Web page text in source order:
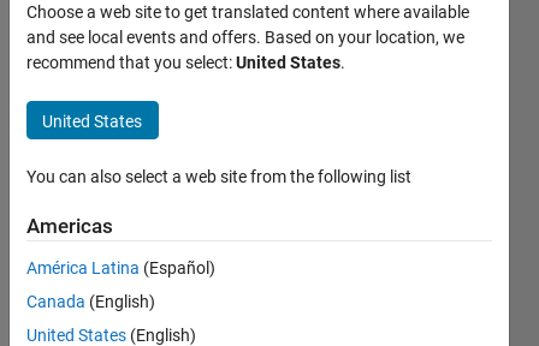
入力信号
に0と１
と無​限大
(inf)の３
つ​の状
態を持
たせ条
件判​定に
使いた
Choose a web site to get translated content where available
and see local events and offers. Based on your location, we
recommend that you select:United States.
United States
You can also select a web site from the following list
Americas
América Latina (Español)
Canada (English)
United States (English)